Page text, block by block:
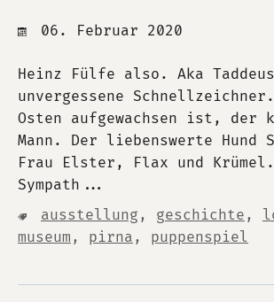
06. Februar 2020
Heinz Fülfe also. Aka
unvergessene
Osten aufgewachsen ist, der
Mann. Der liebenswerte Hund
Frau Elster, Flax und
Sympath...
ausstellung , geschichte ,
museum , pirna , puppenspiel